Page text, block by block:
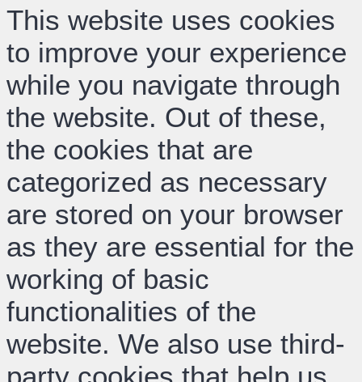
This website uses cookies
to improve your experience
while you navigate through
the website. Out of these,
the cookies that are
categorized as necessary
are stored on your browser
as they are essential for the
working of basic
functionalities of the
website. We also use third-